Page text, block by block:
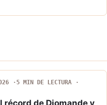
5 MIN DE LECTURA
récord de Diomande y